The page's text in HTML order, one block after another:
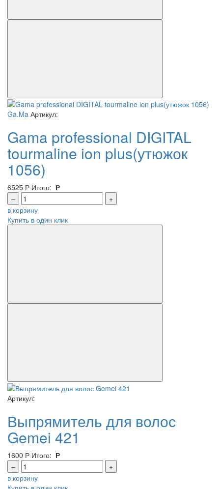
Ga.Ma Артикул:
Gama professional DIGITAL
tourmaline ion plus(утюжок
1056)
6525 Р Итого: Р
–
+
в корзину
Купить в один клик
Артикул:
Выпрямитель для волос
Gemei 421
1600 Р Итого: Р
–
+
в корзину